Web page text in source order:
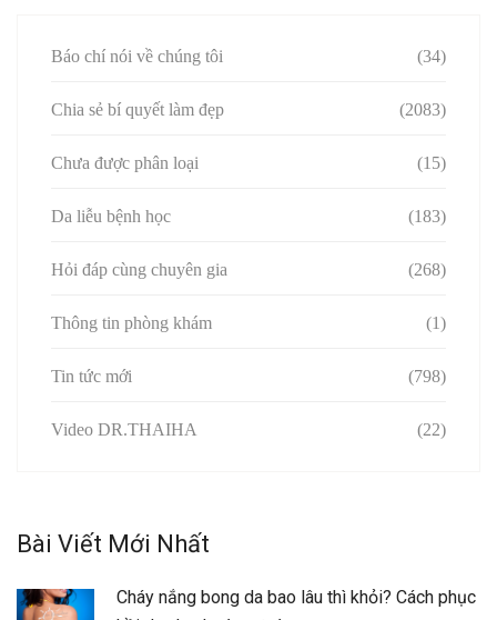
Báo chí nói về chúng tôi (34)
Chia sẻ bí quyết làm đẹp (2083)
Chưa được phân loại (15)
Da liễu bệnh học (183)
Hỏi đáp cùng chuyên gia (268)
Thông tin phòng khám (1)
Tin tức mới (798)
Video DR.THAIHA (22)
Bài Viết Mới Nhất
Cháy nắng bong da bao lâu thì khỏi? Cách phục